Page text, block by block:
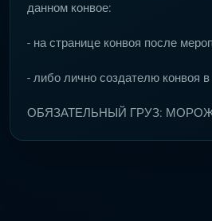
данном конвое:
- на странице конвоя после
- либо лично создателю конвоя
ОБЯЗАТЕЛЬНЫЙ ГРУЗ: